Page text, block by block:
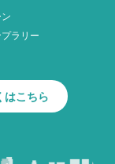
ラリー
はこちら